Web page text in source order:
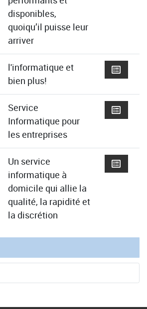
disponibles,
quoiqu’il puisse leur
arriver
l'informatique et
bien plus!
Service
Informatique pour
les entreprises
Un service
informatique à
domicile qui allie la
qualité, la rapidité et
la discrétion